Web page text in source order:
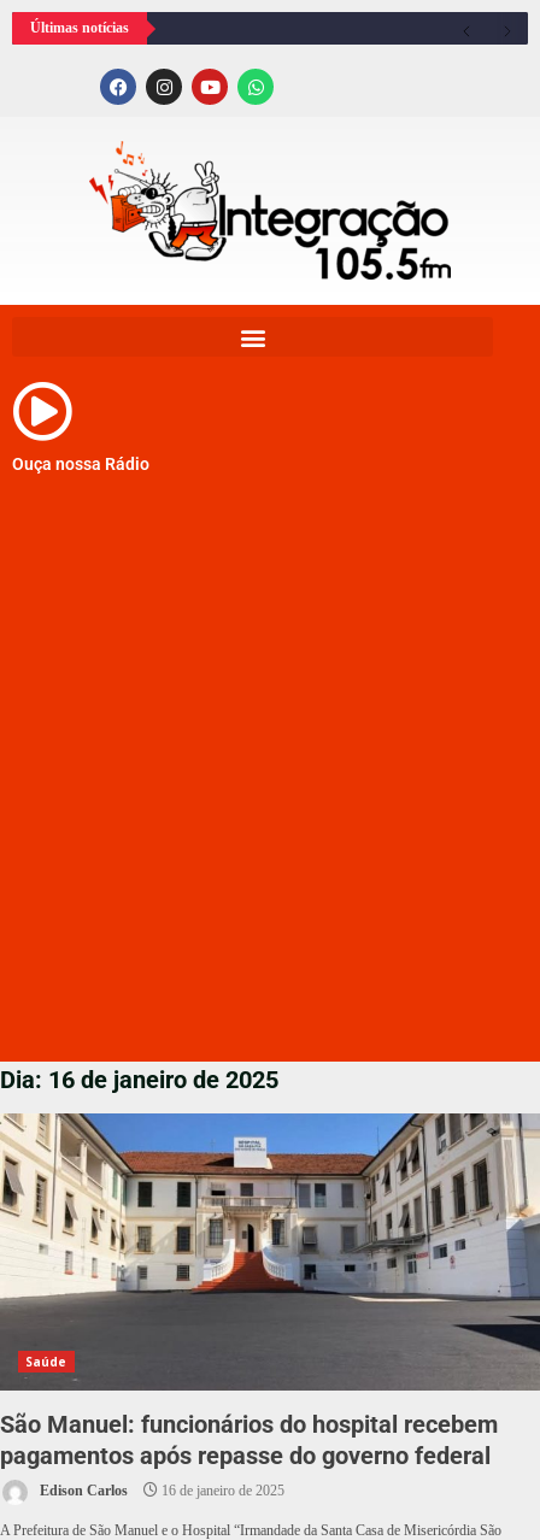
Últimas notícias
Ouça nossa Rádio
Dia: 16 de janeiro de 2025
Saúde
São Manuel: funcionários do hospital recebem
pagamentos após repasse do governo federal
Edison Carlos 16 de janeiro de 2025
A Prefeitura de São Manuel e o Hospital “Irmandade da Santa Casa de Misericórdia São